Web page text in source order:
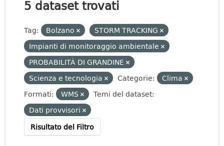
5 dataset trovati
Tag: Bolzano
STORM TRACKING
Impianti di monitoraggio ambientale
PROBABILITÀ DI GRANDINE
Scienza e tecnologia
Categorie:
Clima
Formati:
WMS
Temi del dataset:
Dati provvisori
Risultato del Filtro